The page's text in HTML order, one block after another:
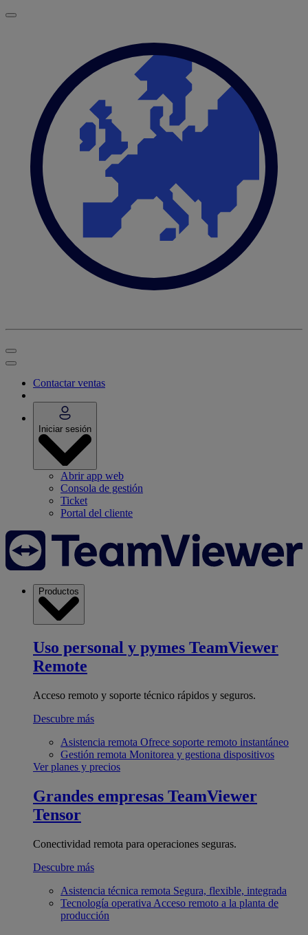
Contactar ventas
Iniciar sesión
Abrir app web
Consola de gestión
Ticket
Portal del cliente
Productos
Uso personal y pymes TeamViewer
Remote
Acceso remoto y soporte técnico rápidos y seguros.
Descubre más
Asistencia remota Ofrece soporte remoto instantáneo
Gestión remota Monitorea y gestiona dispositivos
Ver planes y precios
Grandes empresas TeamViewer
Tensor
Conectividad remota para operaciones seguras.
Descubre más
Asistencia técnica remota Segura, flexible, integrada
Tecnología operativa Acceso remoto a la planta de
producción